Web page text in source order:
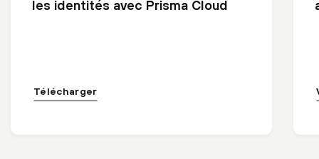
les identités avec Prisma Cloud
Télécharger